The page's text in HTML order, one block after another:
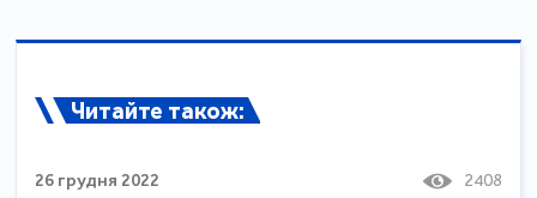
Читайте також:
26 грудня 2022 2408